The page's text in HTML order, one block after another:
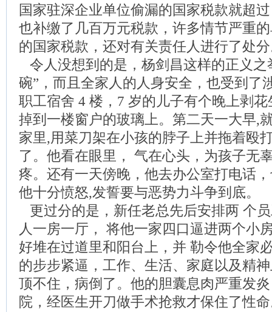
国家驻深企业单位偷漏的国家税款就超
也补缴了几百万元税款，许多情节严重
的国家税款，还对有关责任人进行了处
令人没想到的是，杨剑昌这样的正义之
碗”，而且全家人的人身安全，也受到了
职工宿舍 4 楼，7 岁的儿子有个晚上剥
掉到一楼窗户的玻璃上。第二天一大早,
家里,用菜刀架在小孩的脖子上并拖着殴
了。他看在眼里， 气在心头，为孩子无
疼。还有一天傍晚，他去办公室打电话
他十分愤怒,发誓要与恶势力斗争到底。
更过分的是，新任老总先后安排两 个
人一房一厅， 将他一家四口逼进两个小
好堆在过道里和阳台上，并 勒令他全家
的步步紧逼，工作、生活、家庭以及精
顶不住，病倒了。他的胆囊息肉严重发
院，经医生开刀做手术抢救才保住了性